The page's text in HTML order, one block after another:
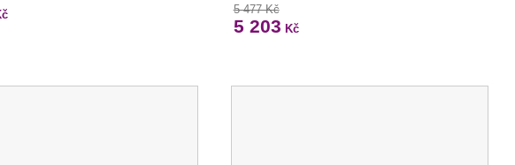
5 477 Kč
5 203 Kč